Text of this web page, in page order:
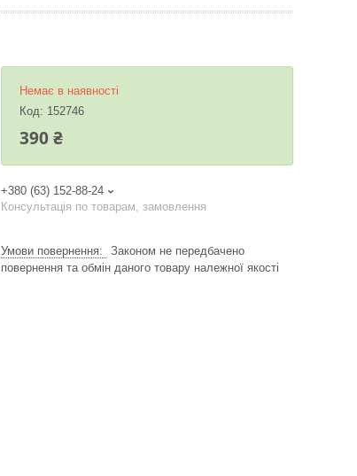
Немає в наявності
Код: 152746
390 ₴
+380 (63) 152-88-24
Консультація по товарам, замовлення
Законом не передбачено
повернення та обмін даного товару належної якості